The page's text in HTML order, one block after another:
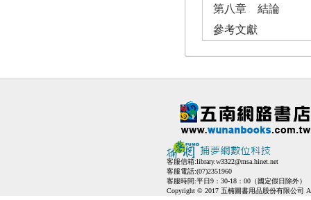
第八章 結論
參考文獻
客服信箱:library.w3322@msa.hinet.net
客服電話:(07)2351960
客服時間:平日9：30-18：00（國定假日除外）
Copyright © 2017 五楠圖書用品股份有限公司